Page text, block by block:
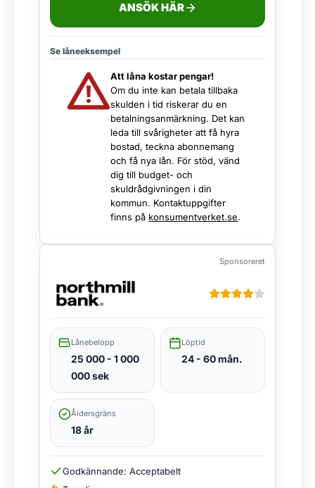
ANSÖK HÄR
Se låneeksempel
Att låna kostar pengar!
Om du inte kan betala tillbaka
skulden i tid riskerar du en
betalningsanmärkning. Det kan
leda till svårigheter att få hyra
bostad, teckna abonnemang
och få nya lån. För stöd, vänd
dig till budget- och
skuldrådgivningen i din
kommun. Kontaktuppgifter
finns på konsumentverket.se.
Sponsoreret
Lånebelopp
25 000 - 1 000
000 sek
Löptid
24 - 60 mån.
Åldersgräns
18 år
Godkännande: Acceptabelt